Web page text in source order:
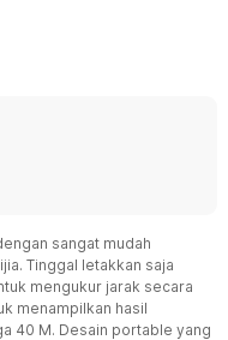
sangat mudah
Tinggal letakkan saja
mengukur jarak secara
menampilkan hasil
40 M. Desain portable yang